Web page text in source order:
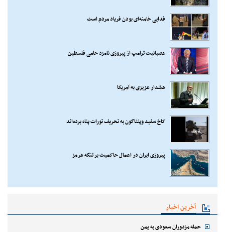
فدایی خامنه‌ای بودن فریاد مردم است
عصبانیت ترامپ از پیروزی نامزد حامی فلسطین
هشدار عزیزی به آمریکا
کاخ سفید وپنتاگون به تحریف تورات پناه برده‌اند
پیروزی ایران در اعمال حاکمیت بر تنگه هرمز
آخرین اخبار
حمله مزدوران سعودی به یمن